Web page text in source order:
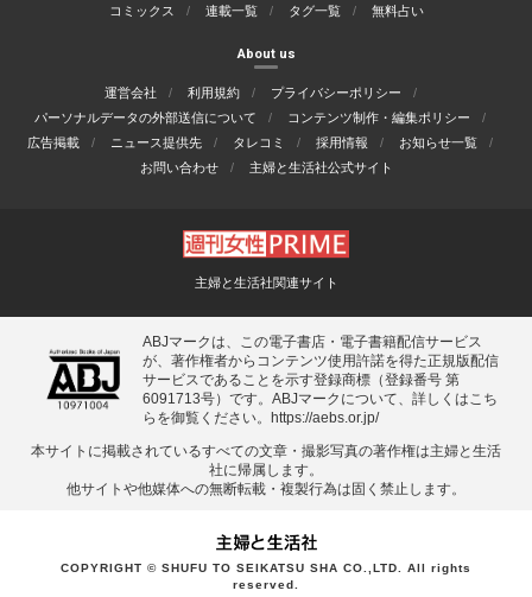
コミックス
連載一覧 タグ一覧 無料占い
About us
運営会社 利用規約
プライバシーポリシー
パーソナルデータの外部送信について
コンテンツ制作・編集ポリシー
広告掲載
ニュース提供先 タレコミ 採用情報
お知らせ一覧
お問い合わせ
主婦と生活社公式サイト
主婦と生活社関連サイト
ABJマークは、この電子書店・電子書籍配信サービス
が、著作権者からコンテンツ使用許諾を得た正規版配信
サービスであることを示す登録商標（登録番号 第
6091713号）です。ABJマークについて、詳しくはこち
らを御覧ください。 https://aebs.or.jp/
本サイトに掲載されているすべての⽂章・撮影写真の著作権は主婦と⽣活
社に帰属します。
他サイトや他媒体への無断転載・複製⾏為は固く禁⽌します。
COPYRIGHT © SHUFU TO SEIKATSU SHA CO.,LTD. All rights
reserved.